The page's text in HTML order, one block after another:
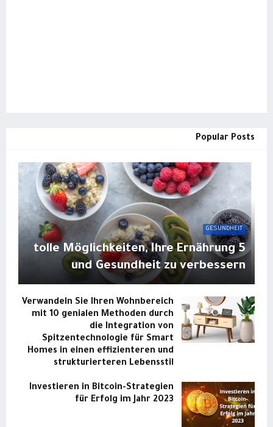
Popular Posts
GESUNDHEIT
5 tolle Möglichkeiten, Ihre Ernährung
und Gesundheit zu verbessern
Verwandeln Sie Ihren Wohnbereich
mit 10 genialen Methoden durch
die Integration von
Spitzentechnologie für Smart
Homes in einen effizienteren und
strukturierteren Lebensstil
Investieren in Bitcoin-Strategien
für Erfolg im Jahr 2023